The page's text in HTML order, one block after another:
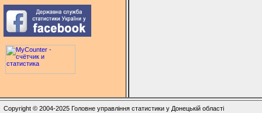
Copyright © 2004-2025 Головне управління статистики у Донецькій області